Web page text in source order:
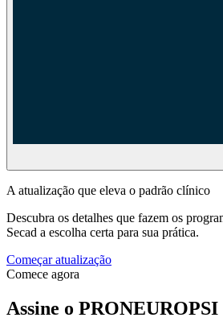
A atualização que eleva o padrão clínico
Descubra os detalhes que fazem os
Secad a escolha certa para sua prática.
Começar atualização
Comece agora
Assine o PRONEUROPSI